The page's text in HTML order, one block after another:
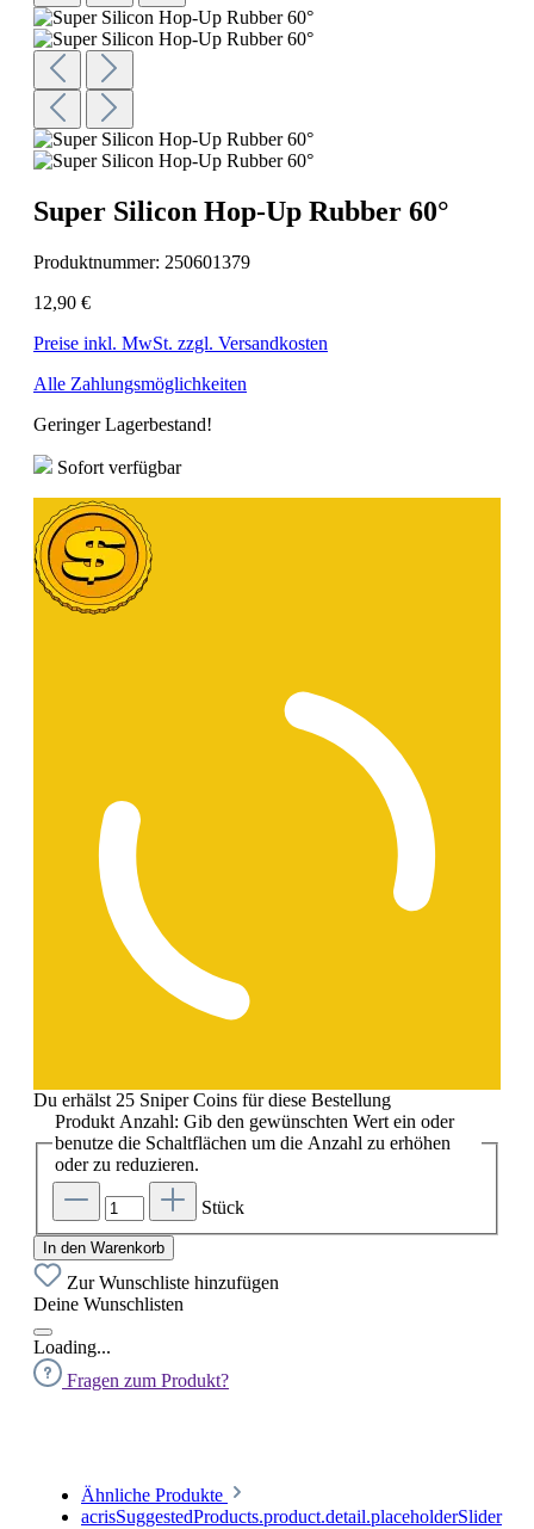
Super Silicon Hop-Up Rubber 60°
Produktnummer: 250601379
12,90 €
Preise inkl. MwSt. zzgl. Versandkosten
Alle Zahlungsmöglichkeiten
Geringer Lagerbestand!
Sofort verfügbar
Du erhälst 25 Sniper Coins für diese Bestellung
Produkt Anzahl: Gib den gewünschten Wert ein oder
benutze die Schaltflächen um die Anzahl zu erhöhen
oder zu reduzieren.
Stück
In den Warenkorb
Zur Wunschliste hinzufügen
Deine Wunschlisten
Loading...
Fragen zum Produkt?
Ähnliche Produkte
acrisSuggestedProducts.product.detail.placeholderSlider